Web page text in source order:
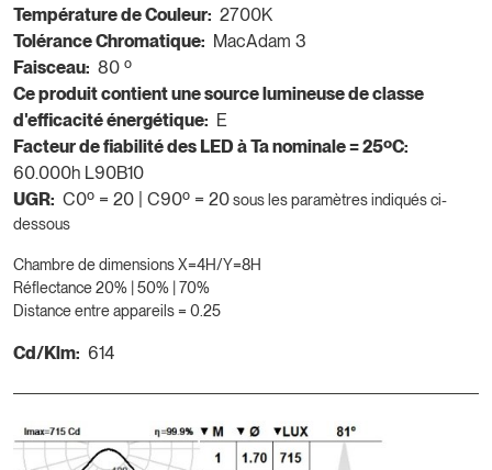
Température de Couleur: 2700K
Tolérance Chromatique: MacAdam 3
Faisceau: 80 º
Ce produit contient une source lumineuse de classe
d'efficacité énergétique: E
Facteur de fiabilité des LED à Ta nominale = 25ºC:
60.000h L90B10
UGR: C0º = 20 | C90º = 20sous les paramètres indiqués ci-
dessous
Chambre de dimensions X=4H/Y=8H
Réflectance 20% | 50% | 70%
Distance entre appareils = 0.25
Cd/Klm: 614